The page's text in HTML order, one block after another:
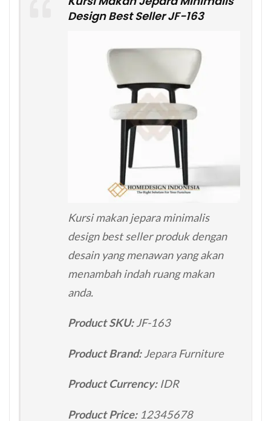
Design Best Seller JF-163
Kursi makan jepara minimalis
design best seller produk dengan
desain yang menawan yang akan
menambah indah ruang makan
anda.
Product SKU:JF-163
Product Brand:Jepara Furniture
Product Currency: IDR
Product Price: 12345678